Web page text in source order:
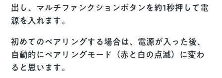
出し、マルチファンクションボタンを約1秒押して電
源を入れます。
初めてのペアリングする場合は、電源が入った後、
自動的にペアリングモード（赤と白の点滅）に変わ
ると思います。